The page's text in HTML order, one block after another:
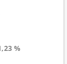
%